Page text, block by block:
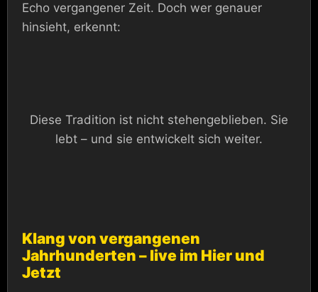
Echo vergangener Zeit. Doch wer genauer
hinsieht, erkennt:
Diese Tradition ist nicht stehengeblieben. Sie
lebt – und sie entwickelt sich weiter.
Klang von vergangenen
Jahrhunderten – live im Hier und
Jetzt